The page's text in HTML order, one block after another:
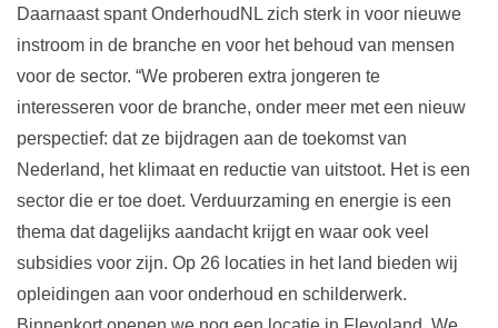
Daarnaast spant OnderhoudNL zich sterk in voor nieuwe
instroom in de branche en voor het behoud van mensen
voor de sector. “We proberen extra jongeren te
interesseren voor de branche, onder meer met een nieuw
perspectief: dat ze bijdragen aan de toekomst van
Nederland, het klimaat en reductie van uitstoot. Het is een
sector die er toe doet. Verduurzaming en energie is een
thema dat dagelijks aandacht krijgt en waar ook veel
subsidies voor zijn. Op 26 locaties in het land bieden wij
opleidingen aan voor onderhoud en schilderwerk.